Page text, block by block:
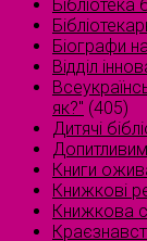
Бібліотека
Біографи
Відділ
як?" (405)
Дитячі
Книги
Книжкові
Книжкова